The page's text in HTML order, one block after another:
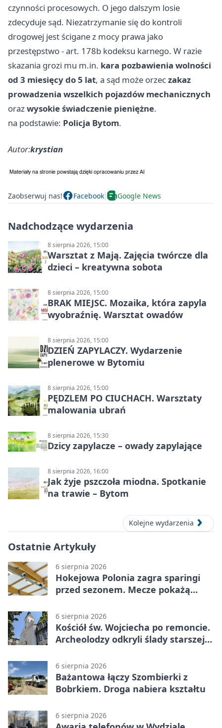
czynności procesowych. O jego dalszym losie
zdecyduje sąd. Niezatrzymanie się do kontroli
drogowej jest ścigane z mocy prawa jako
przestępstwo - art. 178b kodeksu karnego. W razie
skazania grozi mu m.in. kara pozbawienia wolności
od 3 miesięcy do 5 lat, a sąd może orzeczakaz
prowadzenia wszelkich pojazdów mechanicznych
orazwysokie świadczenie pieniężne.
na podstawie: Policja Bytom.
Autor:krystian
Zaobserwuj nas! Facebook Google News
Nadchodzące wydarzenia
8 sierpnia 2026, 15:00
Warsztat z Mają. Zajęcia twórcze dla
dzieci – kreatywna sobota
8 sierpnia 2026, 15:00
BRAK MIEJSC. Mozaika, która zapyla
wyobraźnię. Warsztat owadów
8 sierpnia 2026, 15:00
DZIEŃ ZAPYLACZY. Wydarzenie
plenerowe w Bytomiu
8 sierpnia 2026, 15:00
PĘDZLEM PO CIUCHACH. Warsztaty
malowania ubrań
8 sierpnia 2026, 15:30
Dzicy zapylacze – owady zapylające
8 sierpnia 2026, 16:00
Jak żyje pszczoła miodna. Spotkanie
na trawie – Bytom
Kolejne wydarzenia
Ostatnie Artykuły
6 sierpnia 2026
Hokejowa Polonia zagra sparingi
przed sezonem. Mecze pokażą
6 sierpnia 2026
Kościół św. Wojciecha po remoncie.
Archeolodzy odkryli ślady starszej
6 sierpnia 2026
Bażantowa łączy Szombierki z
Bobrkiem. Droga nabiera kształtu
6 sierpnia 2026